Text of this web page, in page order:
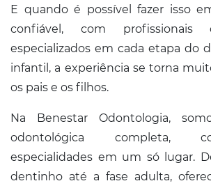
E quando é possível fazer isso
confiável, com profissionais
especializados em cada etapa do
infantil, a experiência se torna
os pais e os filhos.
Na Benestar Odontologia,
odontológica completa,
especialidades em um só lugar.
dentinho até a fase adulta,